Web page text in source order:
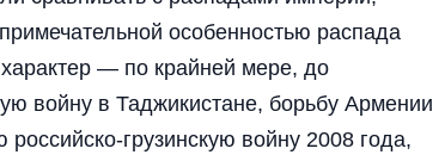
особенностью распада
— по крайней мере, до
войну в Таджикистане, борьбу Армении
грузинскую войну 2008 года,